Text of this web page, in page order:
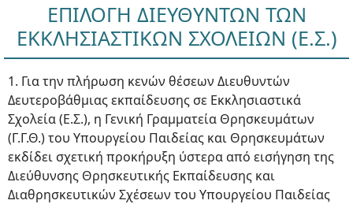
ΕΠΙΛΟΓΗ ΔΙΕΥΘΥΝΤΩΝ ΤΩΝ
ΕΚΚΛΗΣΙΑΣΤΙΚΩΝ ΣΧΟΛΕΙΩΝ (Ε.Σ.)
1. Για την πλήρωση κενών θέσεων Διευθυντών
Δευτεροβάθμιας εκπαίδευσης σε Εκκλησιαστικά
Σχολεία (Ε.Σ.), η Γενική Γραμματεία Θρησκευμάτων
(Γ.Γ.Θ.) του Υπουργείου Παιδείας και Θρησκευμάτων
εκδίδει σχετική προκήρυξη ύστερα από εισήγηση της
Διεύθυνσης Θρησκευτικής Εκπαίδευσης και
Διαθρησκευτικών Σχέσεων του Υπουργείου Παιδείας